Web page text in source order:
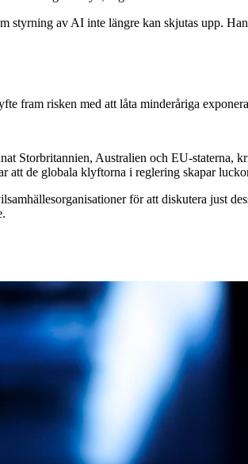
styrning av AI inte längre kan skjutas upp.
fram risken med att låta minderåriga
Storbritannien, Australien och EU-
att de globala klyftorna i reglering skapar
för att diskutera just